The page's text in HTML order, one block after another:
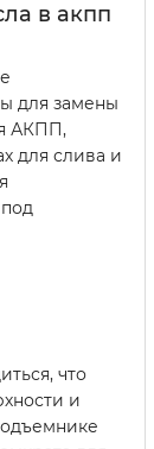
в акпп
для замены
АКПП,
для слива и
что
и